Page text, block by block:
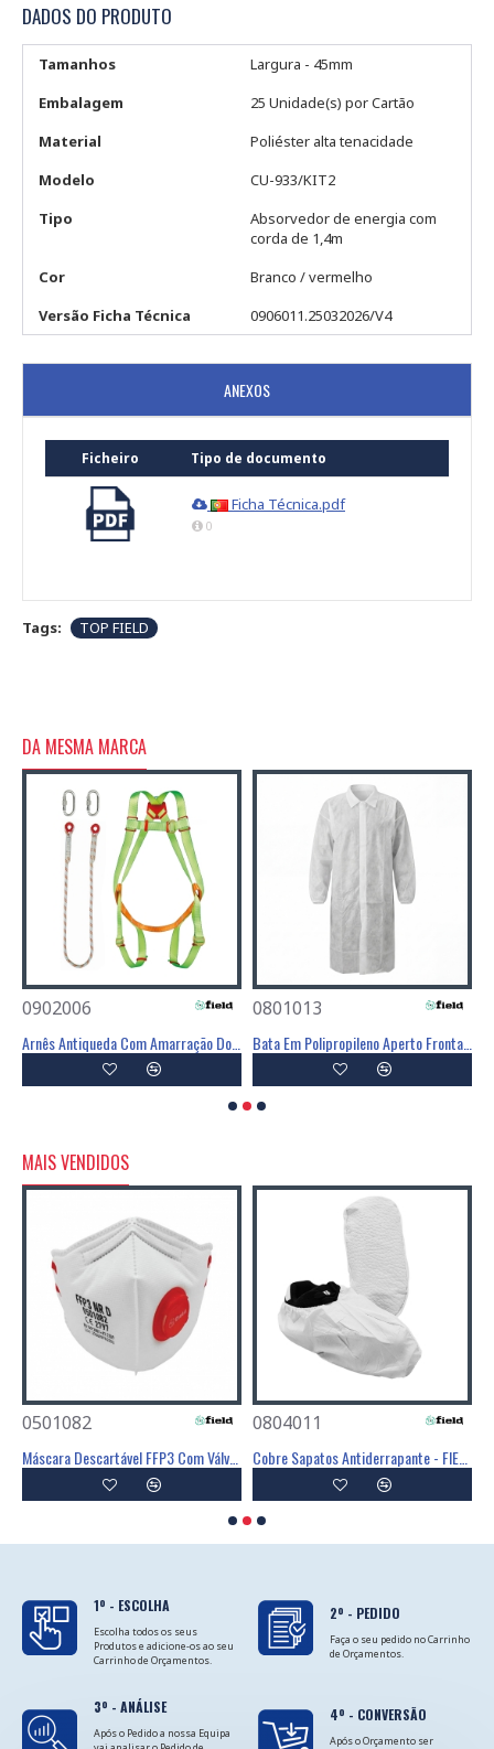
DADOS DO PRODUTO
Tamanhos
Largura - 45mm
Embalagem
25 Unidade(s) por Cartão
Material
Poliéster alta tenacidade
Modelo
CU-933/KIT2
Tipo
Absorvedor de energia com
corda de 1,4m
Cor
Branco / vermelho
Versão Ficha Técnica
0906011.25032026/V4
ANEXOS
Ficheiro Tipo de documento
Ficha Técnica.pdf
0
Tags: TOP FIELD
DA MESMA MARCA
0902006 0801013
MAIS VENDIDOS
0501082 0804011
1º - ESCOLHA
Escolha todos os seus
Produtos e adicione-os ao seu
Carrinho de Orçamentos.
2º - PEDIDO
Faça o seu pedido no Carrinho
de Orçamentos.
3º - ANÁLISE
Após o Pedido a nossa Equipa
4º - CONVERSÃO
Após o Orçamento ser